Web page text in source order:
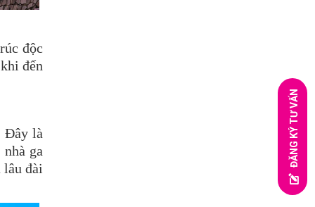
độc
đến
Đây là
ga
lâu đài
ĐĂNG KÝ TƯ VẤN